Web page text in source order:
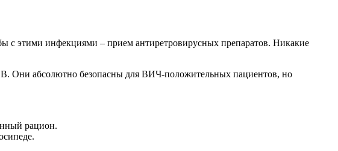
с этими инфекциями – прием антиретровирусных препаратов. Никакие
В. Они абсолютно безопасны для ВИЧ-положительных пациентов, но
рацион.